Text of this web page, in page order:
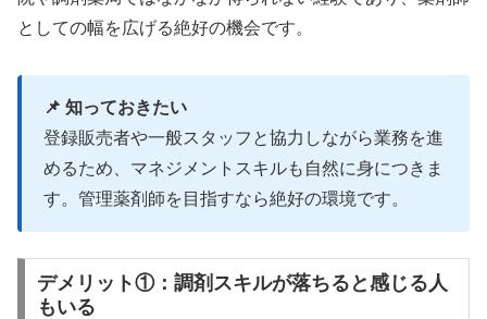
としての幅を広げる絶好の機会です。
📌 知っておきたい
登録販売者や一般スタッフと協力しながら業務を進
めるため、マネジメントスキルも自然に身につきま
す。管理薬剤師を目指すなら絶好の環境です。
デメリット①：調剤スキルが落ちると感じる人
もいる